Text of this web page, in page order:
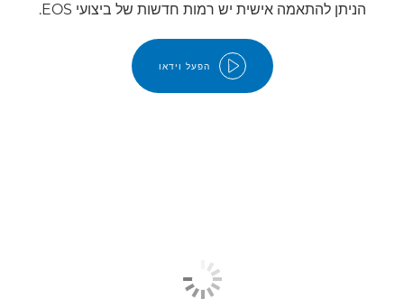
הניתן להתאמה אישית יש רמות חדשות של ביצועי EOS.
הפעל וידאו